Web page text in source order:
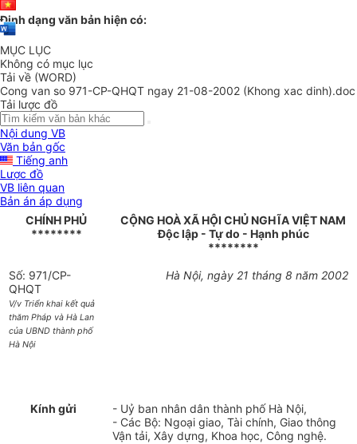
Định dạng văn bản hiện có:
MỤC LỤC
Không có mục lục
Tải về (WORD)
Cong van so 971-CP-QHQT ngay 21-08-2002 (Khong xac dinh).doc
Tải lược đồ
Nội dung VB
Văn bản gốc
Tiếng anh
Lược đồ
VB liên quan
Bản án áp dụng
CHÍNH PHỦ
********
CỘNG HOÀ XÃ HỘI CHỦ NGHĨA VIỆT NAM
Độc lập - Tự do - Hạnh phúc
********
Số: 971/CP-
QHQT
V/v Triển khai kết quả
thăm Pháp và Hà Lan
của UBND thành phố
Hà Nội
Hà Nội, ngày 21 tháng 8 năm 2002
Kính gửi
- Uỷ ban nhân dân thành phố Hà Nội,
- Các Bộ: Ngoại giao, Tài chính, Giao thông
Vận tải, Xây dựng, Khoa học, Công nghệ.